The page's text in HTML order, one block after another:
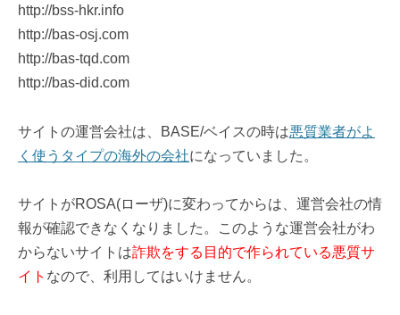
http://bss-hkr.info
http://bas-osj.com
http://bas-tqd.com
http://bas-did.com
サイトの運営会社は、BASE/ベイスの時は悪質業者がよ
く使うタイプの海外の会社になっていました。
サイトがROSA(ローザ)に変わってからは、運営会社の情
報が確認できなくなりました。このような運営会社がわ
からないサイトは詐欺をする目的で作られている悪質サ
イト なので、利用してはいけません。